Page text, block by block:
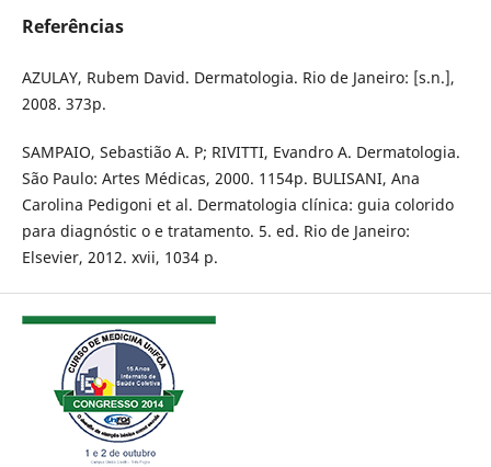
Referências
AZULAY, Rubem David. Dermatologia. Rio de Janeiro: [s.n.],
2008. 373p.
SAMPAIO, Sebastião A. P; RIVITTI, Evandro A. Dermatologia.
São Paulo: Artes Médicas, 2000. 1154p. BULISANI, Ana
Carolina Pedigoni et al. Dermatologia clínica: guia colorido
para diagnóstic o e tratamento. 5. ed. Rio de Janeiro:
Elsevier, 2012. xvii, 1034 p.